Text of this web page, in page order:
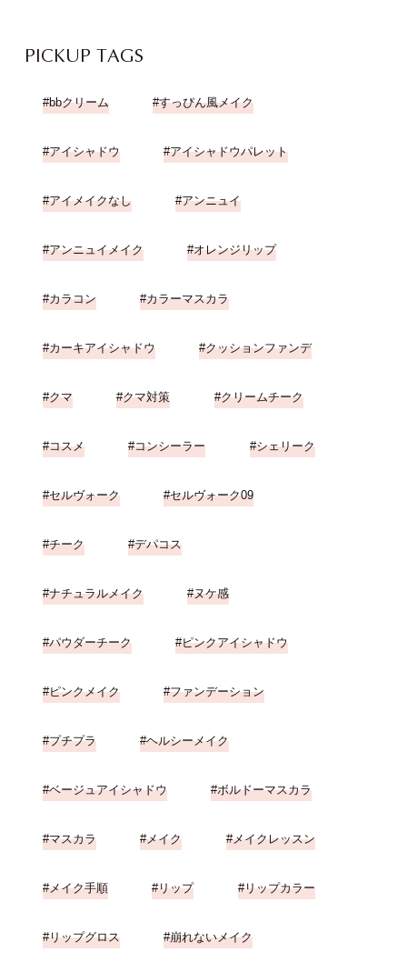
PICKUP TAGS
bbクリーム すっぴん風メイク
アイシャドウ アイシャドウパレット
アイメイクなし アンニュイ
アンニュイメイク オレンジリップ
カラコン カラーマスカラ
カーキアイシャドウ クッションファンデ
クマ クマ対策 クリームチーク
コスメ コンシーラー シェリーク
セルヴォーク セルヴォーク09
チーク デパコス
ナチュラルメイク ヌケ感
パウダーチーク ピンクアイシャドウ
ピンクメイク ファンデーション
プチプラ ヘルシーメイク
ベージュアイシャドウ ボルドーマスカラ
マスカラ メイク メイクレッスン
メイク手順 リップ リップカラー
リップグロス 崩れないメイク